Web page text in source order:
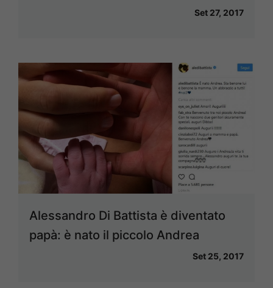
Set 27, 2017
Alessandro Di Battista è diventato
papà: è nato il piccolo Andrea
Set 25, 2017